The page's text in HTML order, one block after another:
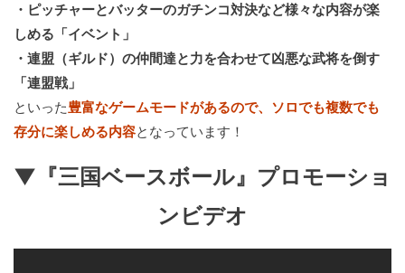
・ピッチャーとバッターのガチンコ対決など様々な内容が楽
しめる「イベント」
・連盟（ギルド）の仲間達と力を合わせて凶悪な武将を倒す
「連盟戦」
といった豊富なゲームモードがあるので、ソロでも複数でも
存分に楽しめる内容となっています！
▼『三国ベースボール』プロモーショ
ンビデオ